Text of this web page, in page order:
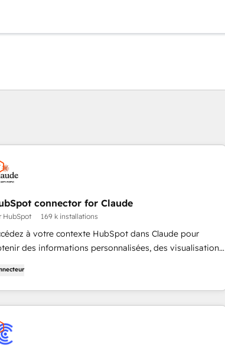
connector for Claude
HubSpot 169 k installations
à votre contexte HubSpot dans Claude pour
des informations personnalisées, des visualisations,